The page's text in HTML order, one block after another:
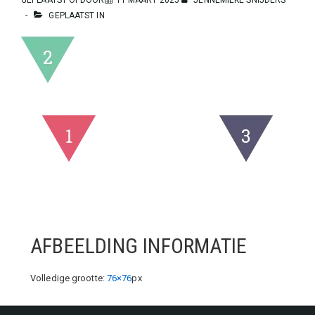
GEPLAATST IN
AFBEELDING INFORMATIE
Volledige grootte: 76×76px